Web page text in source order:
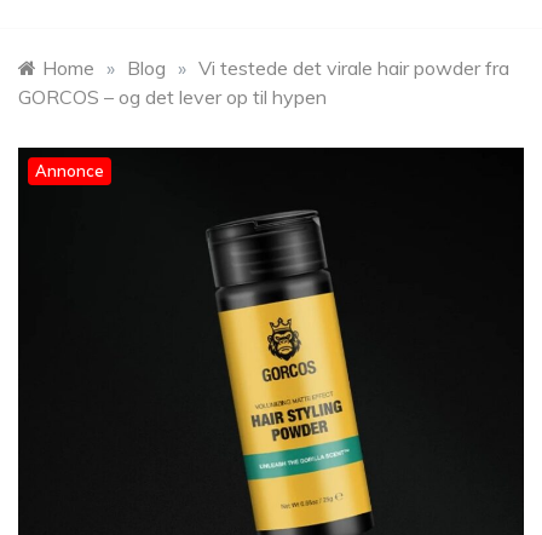
Home » Blog » Vi testede det virale hair powder fra
GORCOS – og det lever op til hypen
Annonce